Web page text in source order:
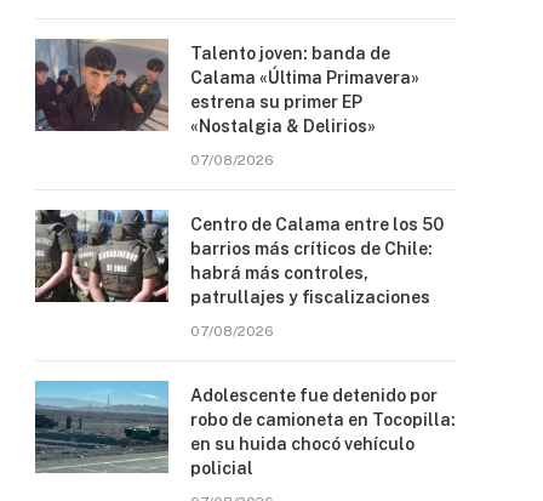
Talento joven: banda de
Calama «Última Primavera»
estrena su primer EP
«Nostalgia & Delirios»
07/08/2026
Centro de Calama entre los 50
barrios más críticos de Chile:
habrá más controles,
patrullajes y fiscalizaciones
07/08/2026
Adolescente fue detenido por
robo de camioneta en Tocopilla:
en su huida chocó vehículo
policial